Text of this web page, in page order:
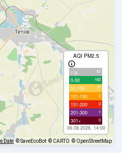
AQI PM2.5
с/д 87
0-50 182
51-100 77
101-150 2
151-200 0
201-300 1
301+ 0
06.08.2026, 14:00
Date © SaveEcoBot © CARTO © OpenStreetMap